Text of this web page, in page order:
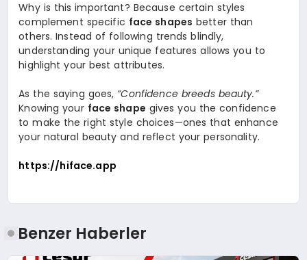
Why is this important? Because certain styles
complement specific face shapes better than
others. Instead of following trends blindly,
understanding your unique features allows you to
highlight your best attributes.
As the saying goes, “Confidence breeds beauty.”
Knowing your face shape gives you the confidence
to make the right style choices—ones that enhance
your natural beauty and reflect your personality.
https://hiface.app
Benzer Haberler